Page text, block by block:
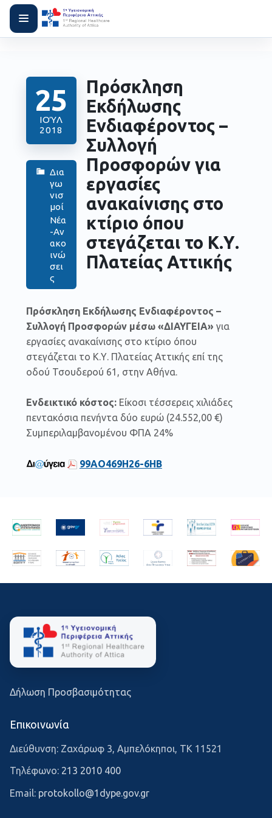
25
ΙΟΎΛ
2018
Δια
γω
νισ
μοί
Νέα
-Αν
ακο
ινώ
σει
ς
Πρόσκληση
Εκδήλωσης
Ενδιαφέροντος –
Συλλογή
Προσφορών για
εργασίες
ανακαίνισης στο
κτίριο όπου
στεγάζεται το Κ.Υ.
Πλατείας Αττικής
Πρόσκληση Εκδήλωσης Ενδιαφέροντος –
Συλλογή Προσφορών μέσω «ΔΙΑΥΓΕΙΑ» για
εργασίες ανακαίνισης στο κτίριο όπου
στεγάζεται το Κ.Υ. Πλατείας Αττικής επί της
οδού Τσουδερού 61, στην Αθήνα.
Ενδεικτικό κόστος:Είκοσι τέσσερεις χιλιάδες
πεντακόσια πενήντα δύο ευρώ (24.552,00 €)
Συμπεριλαμβανομένου ΦΠΑ 24%
99ΑΟ469Η26-6ΗΒ
Δήλωση Προσβασιμότητας
Επικοινωνία
Διεύθυνση: Ζαχάρωφ 3, Αμπελόκηποι, ΤΚ 11521
Τηλέφωνο: 213 2010 400
Email: protokollo@1dype.gov.gr